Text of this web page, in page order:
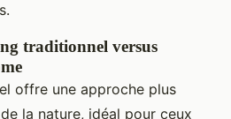
traditionnel versus
offre une approche plus
la nature, idéal pour ceux